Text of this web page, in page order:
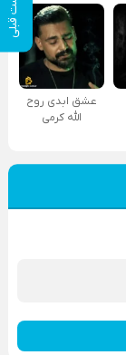
پست قبلی
عشق ابدی روح
الله کرمی